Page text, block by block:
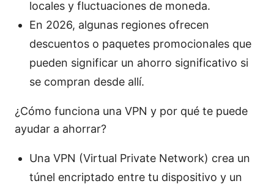
locales y fluctuaciones de moneda.
En 2026, algunas regiones ofrecen
descuentos o paquetes promocionales que
pueden significar un ahorro significativo si
se compran desde allí.
¿Cómo funciona una VPN y por qué te puede
ayudar a ahorrar?
Una VPN (Virtual Private Network) crea un
túnel encriptado entre tu dispositivo y un